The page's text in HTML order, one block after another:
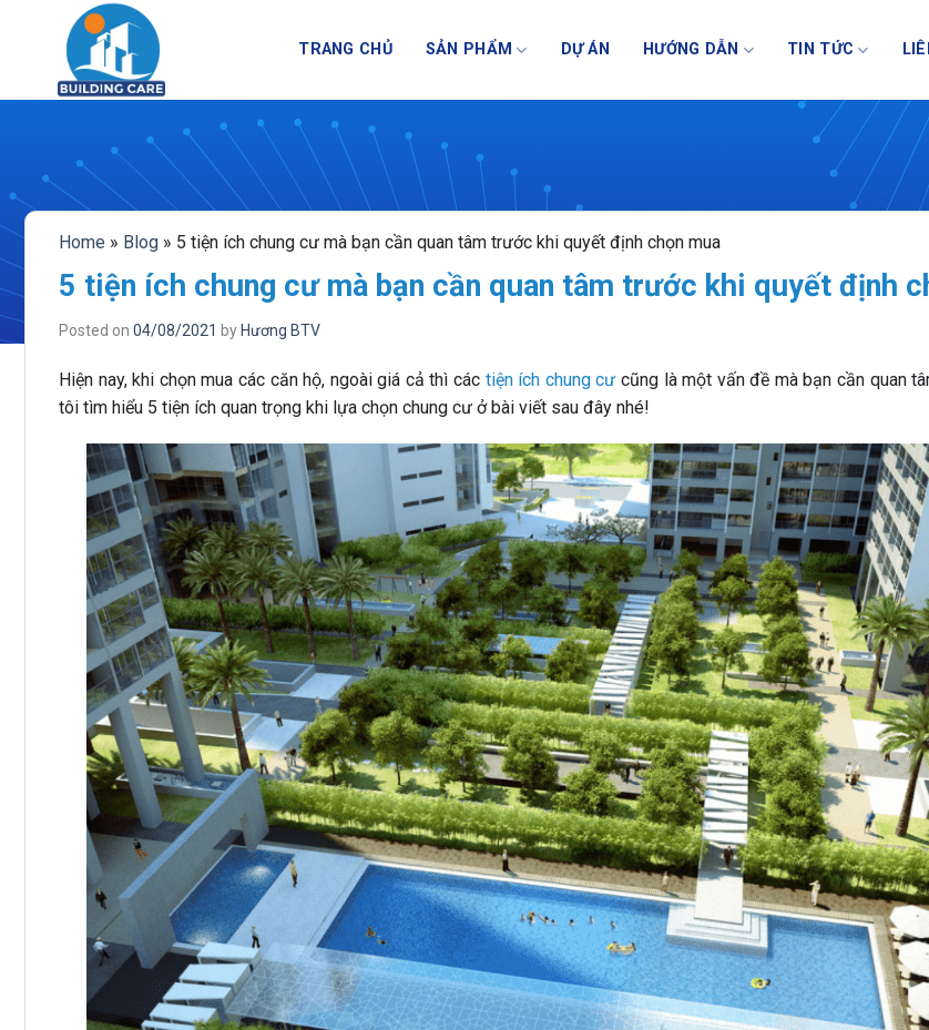
BUILDING CARE - NỀN TẢNG QUẢN LÝ VẬN HÀNH
TRANG CHỦ SẢN PHẨM DỰ ÁN HƯỚNG DẪN TIN TỨC
Home » Blog » 5 tiện ích chung cư mà bạn cần quan tâm trước khi quyết định chọn mua
5 tiện ích chung cư mà bạn cần quan tâm trước khi quyết định
Posted on 04/08/2021 byHương BTV
Hiện nay, khi chọn mua các căn hộ, ngoài giá cả thì các tiện ích chung cư cũng là một vấn đề mà bạn cần quan
tôi tìm hiểu 5 tiện ích quan trọng khi lựa chọn chung cư ở bài viết sau đây nhé!